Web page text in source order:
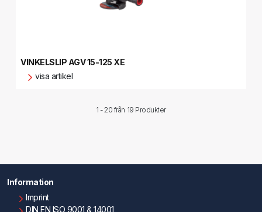
VINKELSLIP AGV 15-125 XE
visa artikel
1 - 20 från 19 Produkter
Information
Imprint
DIN EN ISO 9001 & 14001